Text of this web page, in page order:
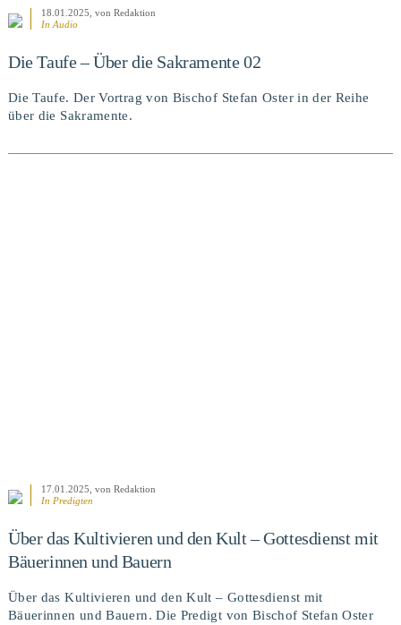
18.01.2025, von Redaktion
In Audio
Die Taufe – Über die Sakramente 02
Die Taufe. Der Vortrag von Bischof Stefan Oster in der Reihe
über die Sakramente.
17.01.2025 , von Redaktion
In Predigten
Über das Kultivieren und den Kult – Gottesdienst mit
Bäuerinnen und Bauern
Über das Kultivieren und den Kult – Gottesdienst mit
Bäuerinnen und Bauern. Die Predigt von Bischof Stefan Oster